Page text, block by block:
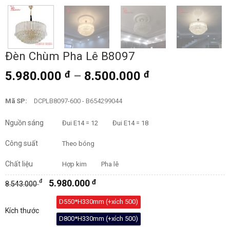
Đèn Chùm Pha Lê B8097
5.980.000 đ – 8.500.000 đ
Mã SP: DCPLB8097-600 - B654299044
Nguồn sáng Đui E14 = 12 Đui E14 = 18
Công suất Theo bóng
Chất liệu Hợp kim Pha lê
8.543.000đ 5.980.000đ
Kích thước
D550*H330mm (+xích 500)
D800*H330mm (+xích 500)